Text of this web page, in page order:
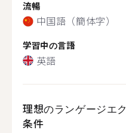
流暢
中国語（簡体字）
学習中の言語
英語
理想のランゲージエ
条件